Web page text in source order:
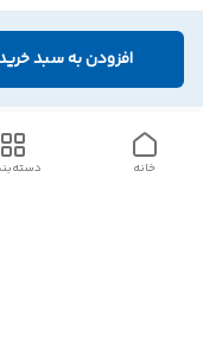
افزودن به سبد
خانه